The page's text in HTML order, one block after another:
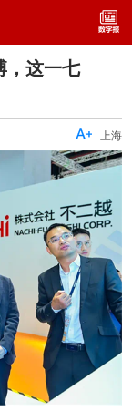
，这一七
上海
